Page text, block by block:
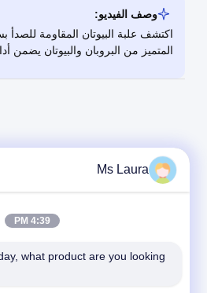
وصف الفيديو:
المتميز من البروبان والبيوتان يضمن
Ms Laura
4:39 PM
what product are you looking